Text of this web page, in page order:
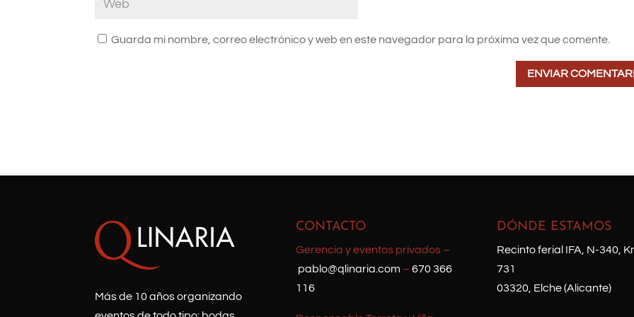
Guarda mi nombre, correo electrónico y web en este navegador para la próxima vez que comente.
Más de 10 años organizando
CONTACTO
Gerencia y eventos privados –
pablo@qlinaria.com – 670 366
116
DÓNDE ESTAMOS
Recinto ferial IFA, N-340,
731
03320, Elche (Alicante)